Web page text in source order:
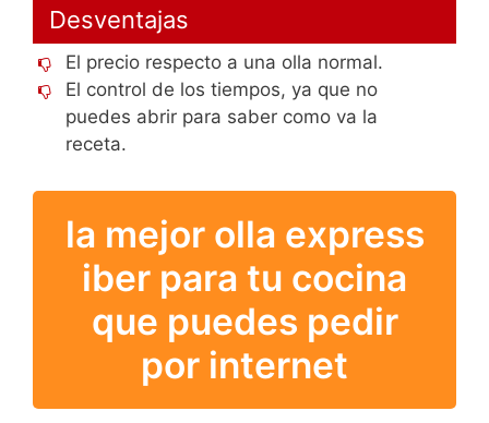
Desventajas
El precio respecto a una olla normal.
El control de los tiempos, ya que no
puedes abrir para saber como va la
receta.
la mejor olla express
iber para tu cocina
que puedes pedir
por internet